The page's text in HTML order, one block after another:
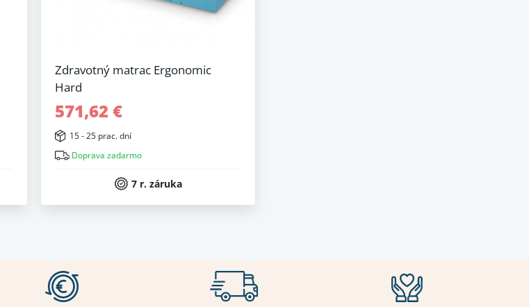
Zdravotný matrac Ergonomic
Hard
571,62 €
15 - 25 prac. dní
Doprava zadarmo
7 r. záruka